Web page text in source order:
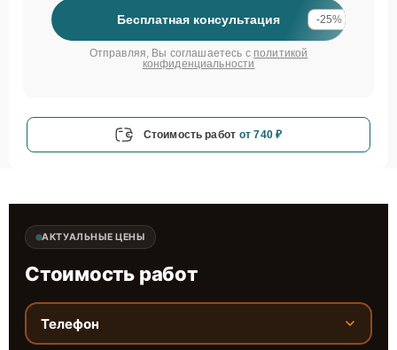
Бесплатная консультация -25%
Отправляя, Вы соглашаетесь с политикой
конфиденциальности
Стоимость работ от 740 ₽
АКТУАЛЬНЫЕ ЦЕНЫ
Стоимость работ
Телефон